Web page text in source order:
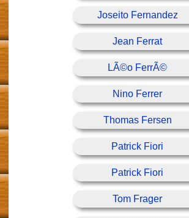
Joseito Fernandez
Jean Ferrat
LÃ©o FerrÃ©
Nino Ferrer
Thomas Fersen
Patrick Fiori
Patrick Fiori
Tom Frager